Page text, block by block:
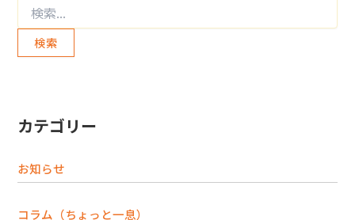
カテゴリー
お知らせ
コラム（ちょっと一息）